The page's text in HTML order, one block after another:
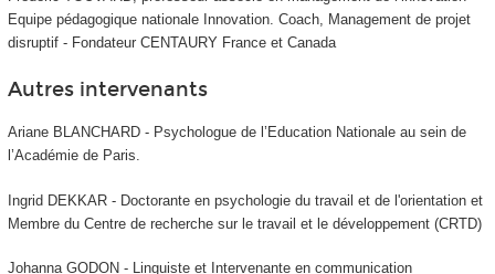
Equipe pédagogique nationale Innovation. Coach, Management de projet
disruptif - Fondateur CENTAURY France et Canada
Autres intervenants
Ariane BLANCHARD - Psychologue de l’Education Nationale au sein de
l’Académie de Paris.
Ingrid DEKKAR - Doctorante en psychologie du travail et de l'orientation et
Membre du Centre de recherche sur le travail et le développement (CRTD)
Johanna GODON - Linguiste et Intervenante en communication